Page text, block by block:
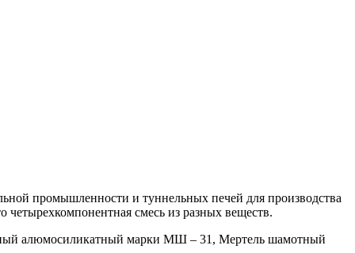
промышленности и туннельных печей для производства
смесь из разных веществ.
алюмосиликатный марки МШ – 31, Мертель шамотный